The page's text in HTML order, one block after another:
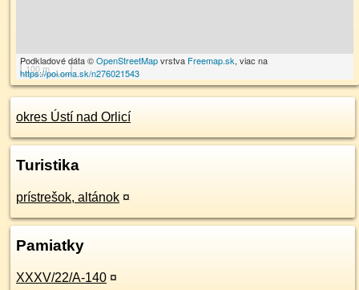
100 m
Podkladové dáta ©OpenStreetMapvrstva Freemap.sk, viac na
https://poi.oma.sk/n276021543
okres Ústí nad Orlicí
Turistika
prístrešok, altánok ¤
Pamiatky
XXXV/22/A-140 ¤